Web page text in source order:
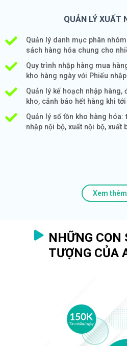
QUẢN LÝ XUẤT
Quản lý danh mục phân
sách hàng hóa chung cho
Quy trình nhập hàng mua
kho hàng ngày với Phiếu
Quản lý kế hoạch nhập
kho, cảnh báo hết hàng khi
Quản lý số tồn kho hàng hóa:
nhập nội bộ, xuất nội bộ, xuất
Xem thêm
NHỮNG CON
TƯỢNG CỦA